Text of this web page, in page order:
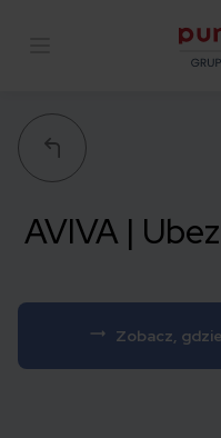
AVIVA |
Zobacz,